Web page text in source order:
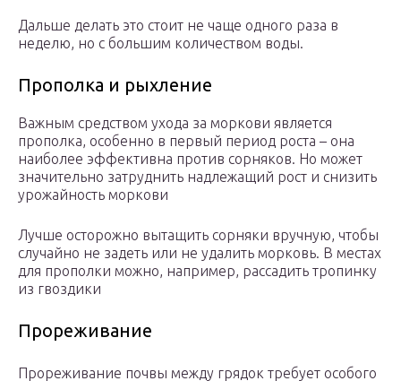
Дальше делать это стоит не чаще одного раза в
неделю, но с большим количеством воды.
Прополка и рыхление
Важным средством ухода за моркови является
прополка, особенно в первый период роста – она
наиболее эффективна против сорняков. Но может
значительно затруднить надлежащий рост и снизить
урожайность моркови
Лучше осторожно вытащить сорняки вручную, чтобы
случайно не задеть или не удалить морковь. В местах
для прополки можно, например, рассадить тропинку
из гвоздики
Прореживание
Прореживание почвы между грядок требует особого